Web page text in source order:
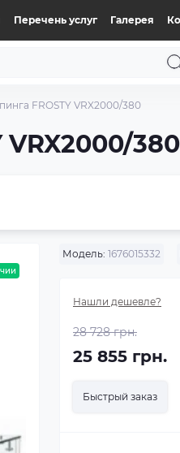
Перечень услуг Галерея
FROSTY VRX2000/380
VRX2000/380
Модель: 1676015332
Нашли дешевле?
28 728 грн.
25 855 грн.
Быстрый заказ